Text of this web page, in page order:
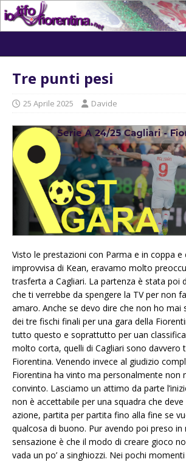
Tre punti pesi
25 Aprile 2025 Davide
Visto le prestazioni con Parma e in coppa e
improvvisa di Kean, eravamo molto
trasferta a Cagliari. La partenza è stata poi
che ti verrebbe da spengere la TV per non
amaro. Anche se devo dire che non ho mai
dei tre fischi finali per una gara della
tutto questo e soprattutto per uan
molto corta, quelli di Cagliari sono davvero
Fiorentina. Venendo invece al giudizio
Fiorentina ha vinto ma personalmente non
convinto. Lasciamo un attimo da parte
non è accettabile per una squadra che
azione, partita per partita fino alla fine se
qualcosa di buono. Pur avendo poi preso
sensazione è che il modo di creare gioco
vada un po’ a singhiozzi. Nei pochi